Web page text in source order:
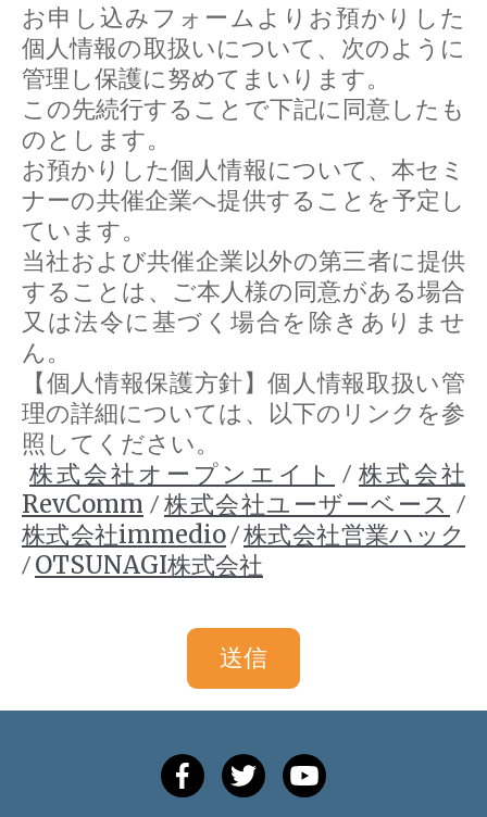
お申し込みフォームよりお預かりした
個人情報の取扱いについて、次のように
管理し保護に努めてまいります。
この先続行することで下記に同意したも
のとします。
お預かりした個人情報について、本セミ
ナーの共催企業へ提供することを予定し
ています。
当社および共催企業以外の第三者に提供
することは、ご本人様の同意がある場合
又は法令に基づく場合を除きありませ
ん。
【個人情報保護方針】個人情報取扱い管
理の詳細については、以下のリンクを参
照してください。
株式会社オープンエイト / 株式会社
RevComm /株式会社ユーザーベース /
株式会社immedio/株式会社営業ハック
/OTSUNAGI株式会社